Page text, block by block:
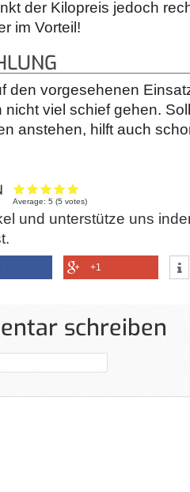
der Kilopreis jedoch
im Vorteil!
den vorgesehenen
viel schief gehen.
anstehen, hilft auch
Average:5 (5 votes)
und unterstütze uns
+1
schreiben